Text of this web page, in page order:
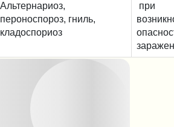
Альтернариоз,
пероноспороз, гниль,
кладоспориоз
при